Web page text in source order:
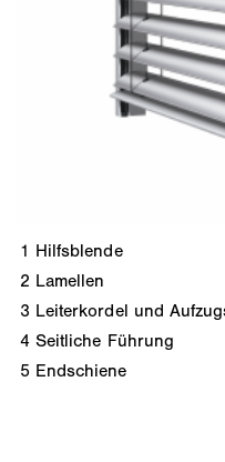
1 Hilfsblende
2 Lamellen
3 Leiterkordel und
4 Seitliche Führung
5 Endschiene